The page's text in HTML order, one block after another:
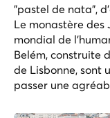
"pastel de nata",
Le monastère des
mondial de
Belém, construite
de Lisbonne, sont
passer une